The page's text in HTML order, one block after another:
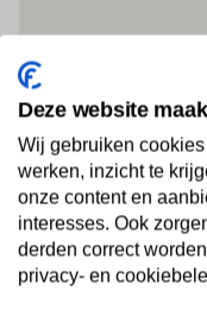
Deze website
Wij gebruiken
werken, inzicht te
onze content en
interesses. Ook
derden correct
privacy- en